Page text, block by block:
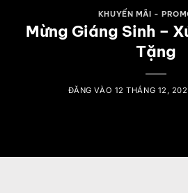
KHUYẾN MÃI -
Mừng Giáng Sinh –
Tặng
ĐĂNG VÀO 12 THÁNG 12,